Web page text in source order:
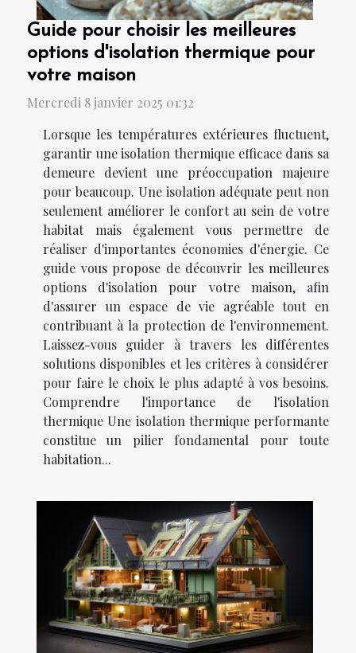
Guide pour choisir les meilleures
options d'isolation thermique pour
votre maison
Mercredi 8 janvier 2025 01:32
Lorsque les températures extérieures fluctuent,
garantir une isolation thermique efficace dans sa
demeure devient une préoccupation majeure
pour beaucoup. Une isolation adéquate peut non
seulement améliorer le confort au sein de votre
habitat mais également vous permettre de
réaliser d'importantes économies d'énergie. Ce
guide vous propose de découvrir les meilleures
options d'isolation pour votre maison, afin
d'assurer un espace de vie agréable tout en
contribuant à la protection de l'environnement.
Laissez-vous guider à travers les différentes
solutions disponibles et les critères à considérer
pour faire le choix le plus adapté à vos besoins.
Comprendre l'importance de l'isolation
thermique Une isolation thermique performante
constitue un pilier fondamental pour toute
habitation...